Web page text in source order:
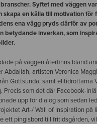
Syftet med väggen
skapa en källa till motivation för
ena vägg pryds därför av
betydande inverkan, som
på väggen återfinns bland
Abdallah, artisten Veronica
Gottsunda, samt elitidrottarna
Precis som det där Facebook-
upp för dialog som sedan
Art-/ Wall of Inspiration på
ett pingisbord till fritidsgården,